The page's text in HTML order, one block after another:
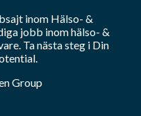
inom Hälso- &
jobb inomhälso- &
Ta nästa steg i Din
Group